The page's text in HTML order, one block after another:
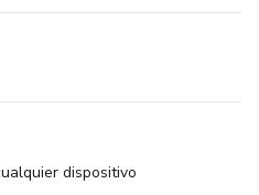
dispositivo